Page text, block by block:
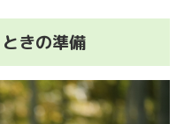
きの準備